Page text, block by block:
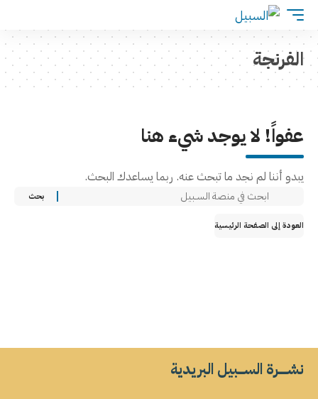
الفرنجة
عفواً! لا يوجد شيء هنا
يبدو أننا لم نجد ما تبحث عنه. ربما يساعدك البحث.
العودة إلى الصفحة الرئيسية
نشــــــرة الســــبيل البريدية